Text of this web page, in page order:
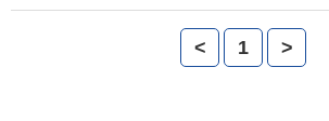
< 1 >